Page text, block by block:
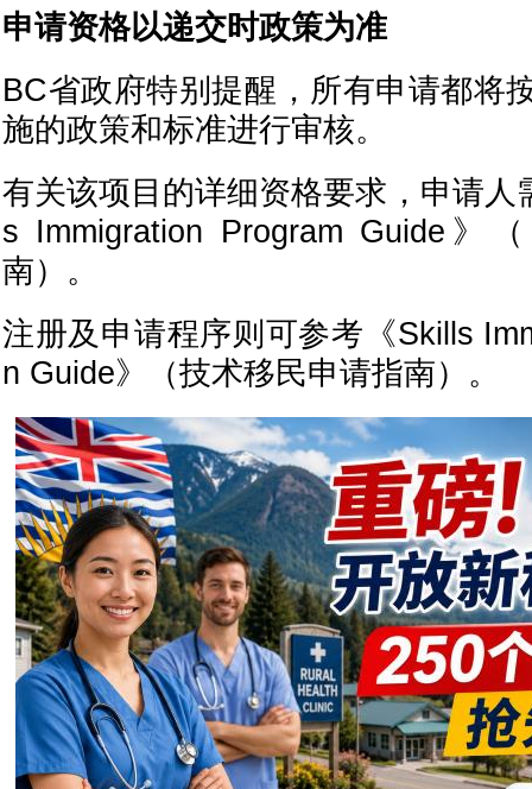
申请资格以递交时政策为准
BC省政府特别提醒，所有申请都将
施的政策和标准进行审核。
有关该项目的详细资格要求，申请人
s Immigration Program Guide》
南）。
注册及申请程序则可参考《Skills
n Guide》（技术移民申请指南）。